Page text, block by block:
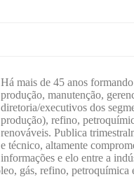
Há mais de 45 anos
produção, manutenção,
diretoria/executivos dos
produção), refino,
renováveis. Publica
e técnico, altamente
informações e elo entre a
gás, refino,